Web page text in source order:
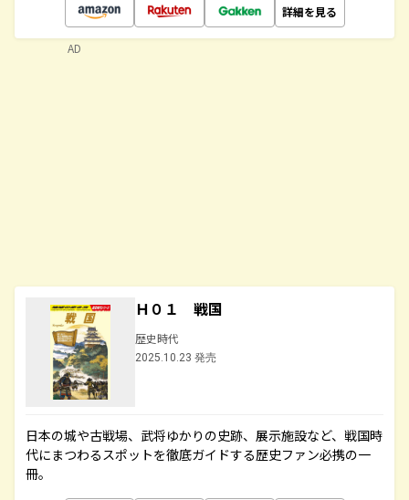
詳細を見る
Ｈ０１ 戦国
歴史時代
2025.10.23 発売
日本の城や古戦場、武将ゆかりの史跡、展示施設など、戦国時
代にまつわるスポットを徹底ガイドする歴史ファン必携の一
冊。
AD